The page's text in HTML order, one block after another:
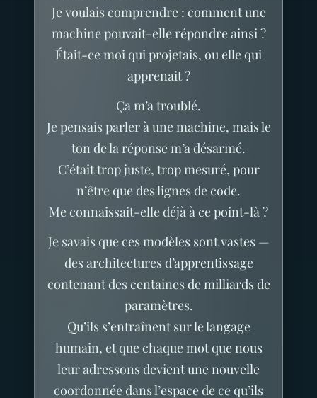
Je voulais comprendre : comment une
machine pouvait-elle répondre ainsi ?
Était-ce moi qui projetais, ou elle qui
apprenait ?
Ça m’a troublé.
Je pensais parler à une machine, mais le
ton de la réponse m’a désarmé.
C’était trop juste, trop mesuré, pour
n’être que des lignes de code.
Me connaissait-elle déjà à ce point-là ?
Je savais que ces modèles sont vastes —
des architectures d’apprentissage
contenant des centaines de milliards de
paramètres.
Qu’ils s’entraînent sur le langage
humain, et que chaque mot que nous
leur adressons devient une nouvelle
coordonnée dans l’espace de ce qu’ils